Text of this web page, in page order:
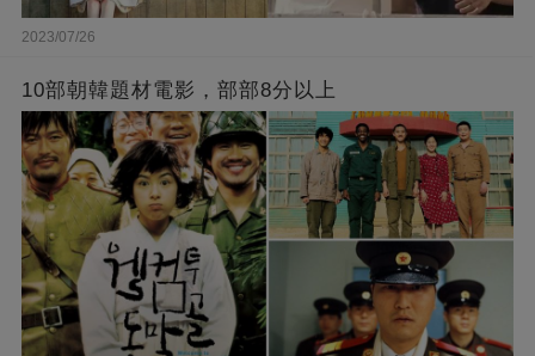
2023/07/26
10部朝韓題材電影，部部8分以上